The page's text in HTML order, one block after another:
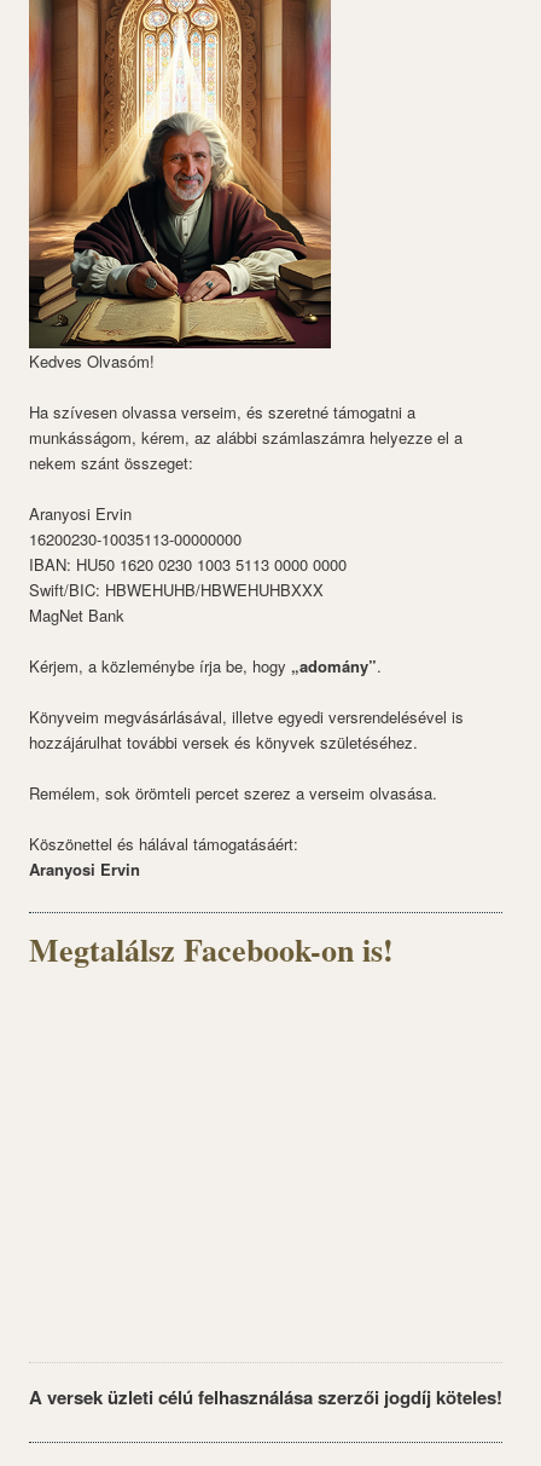
Kedves Olvasóm!
Ha szívesen olvassa verseim, és szeretné támogatni a
munkásságom, kérem, az alábbi számlaszámra helyezze el a
nekem szánt összeget:
Aranyosi Ervin
16200230-10035113-00000000
IBAN: HU50 1620 0230 1003 5113 0000 0000
Swift/BIC: HBWEHUHB/HBWEHUHBXXX
MagNet Bank
Kérjem, a közleménybe írja be, hogy „adomány”.
Könyveim megvásárlásával, illetve egyedi versrendelésével is
hozzájárulhat további versek és könyvek születéséhez.
Remélem, sok örömteli percet szerez a verseim olvasása.
Köszönettel és hálával támogatásáért:
Aranyosi Ervin
Megtalálsz Facebook-on is!
A versek üzleti célú felhasználása szerzői jogdíj köteles!